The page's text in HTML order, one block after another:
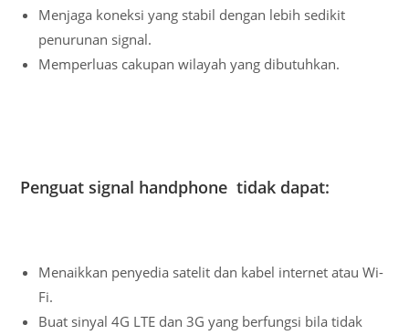
Menjaga koneksi yang stabil dengan lebih sedikit
penurunan signal.
Memperluas cakupan wilayah yang dibutuhkan.
Penguat signal handphone tidak dapat:
Menaikkan penyedia satelit dan kabel internet atau Wi-
Fi.
Buat sinyal 4G LTE dan 3G yang berfungsi bila tidak